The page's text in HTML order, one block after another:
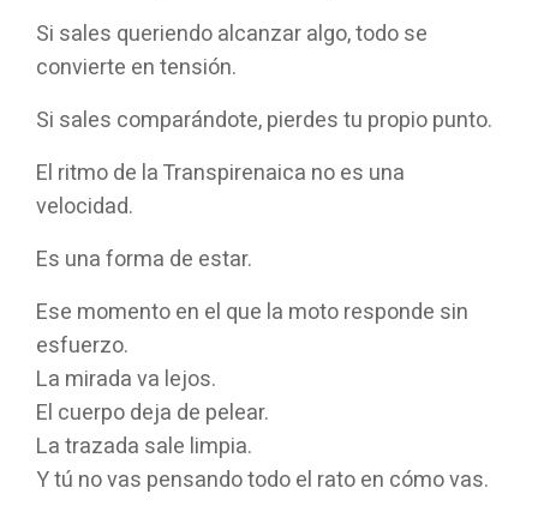
Si sales queriendo alcanzar algo, todo se
convierte en tensión.
Si sales comparándote, pierdes tu propio punto.
El ritmo de la Transpirenaica no es una
velocidad.
Es una forma de estar.
Ese momento en el que la moto responde sin
esfuerzo.
La mirada va lejos.
El cuerpo deja de pelear.
La trazada sale limpia.
Y tú no vas pensando todo el rato en cómo vas.